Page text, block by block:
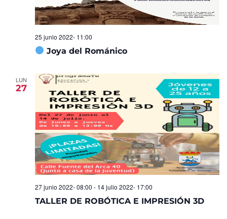
Joya del Románico
25 junio 2022- 11:00
LUN
27
TALLER DE ROBÓTICA E IMPRESIÓN 3D
27 junio 2022- 08:00 - 14 julio 2022- 17:00